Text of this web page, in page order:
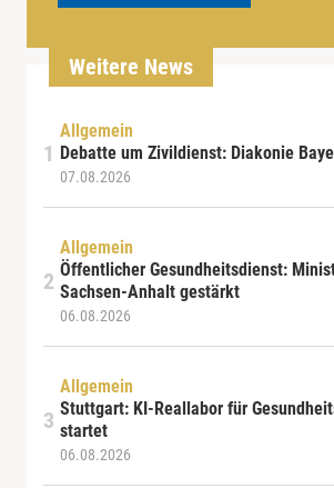
Weitere News
Allgemein
Debatte um Zivildienst: Diakonie
07.08.2026
Allgemein
Öffentlicher Gesundheitsdienst:
Sachsen-Anhalt gestärkt
06.08.2026
Allgemein
Stuttgart: KI-Reallabor für
startet
06.08.2026